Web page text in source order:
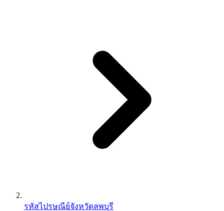
รหัสไปรษณีย์จังหวัดลพบุรี